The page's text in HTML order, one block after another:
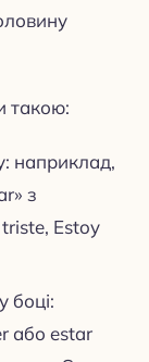
такою:
наприклад,
з
Estoy
боці:
або estar